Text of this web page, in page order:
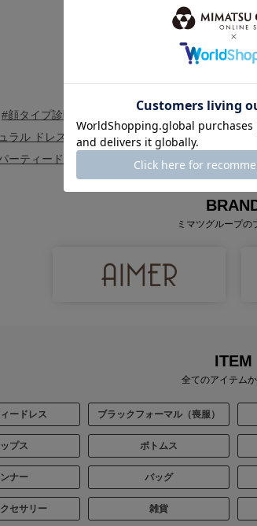
HOT
注目キーワード
#顔タイプ診断® ＃骨格ストレート ド
ュラル ドレス
#パーソナルカラー診断 #2026新
ーティードレス
#新作ステージドレス #パー
ミマツグループの
ITEM
全てのアイテム
ードレス ブラックフォーマル（喪服）
ップス ボトムス
ナー バッグ
セサリー 雑貨